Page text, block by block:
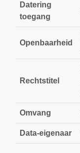
Datering
toegang
Openbaarheid
Rechtstitel
Omvang
Data-eigenaar